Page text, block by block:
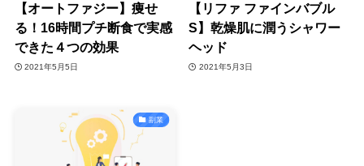
【オートファジー】痩せ
る！16時間プチ断食で実感
できた４つの効果
2021年5月5日
【リファ ファインバブル
S】乾燥肌に潤うシャワー
ヘッド
2021年5月3日
副業